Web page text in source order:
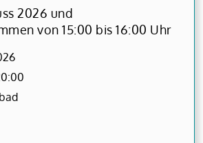
2026 und
von 15:00 bis 16:00 Uhr